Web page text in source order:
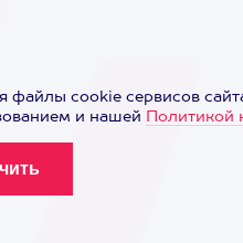
файлы cookie сервисов
и нашей Политикой